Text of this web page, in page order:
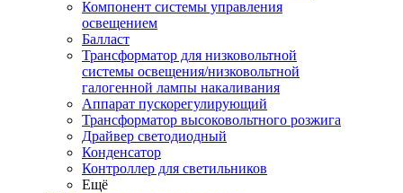
Компонент системы управления
освещением
Балласт
Трансформатор для низковольтной
системы освещения/низковольтной
галогенной лампы накаливания
Аппарат пускорегулирующий
Трансформатор высоковольтного розжига
Драйвер светодиодный
Конденсатор
Контроллер для светильников
Ещё